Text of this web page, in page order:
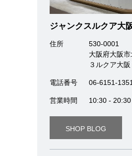
ジャンクスルクア大
住所
530-0001
大阪府大阪
３ルクア大
電話番号 06-6151-1351
営業時間 10:30 - 20:30
SHOP BLOG